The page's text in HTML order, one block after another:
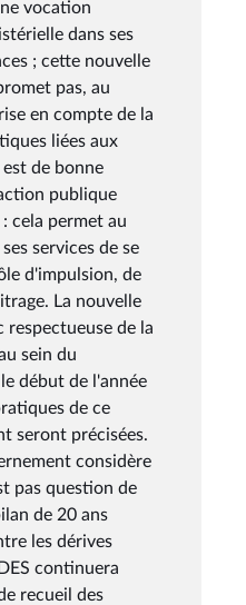
vocation
dans ses
; cette nouvelle
pas, au
en compte de la
liées aux
de bonne
publique
cela permet au
services de se
d'impulsion, de
La nouvelle
de la
sein du
début de l'année
de ce
seront précisées.
considère
pas question de
de 20 ans
les dérives
continuera
recueil des